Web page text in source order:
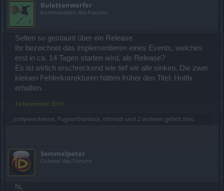
Bulettenwerfer
Kommandant des Forums
Selten so gestaunt über ein Release.
Ihr bezeichnet das implementieren eines Events, welches
erst in ca. 14 Tagen starten wird, als Release?
Es ist wirlich erschreckend wie tief wir alle sinken. Die zwei
kleinen Fehlerkorrekturen hätten früher den Titel: Hotfix
erhalten.
14 November 2019
jordywinchester, PugvonStardock, dittrisch und 2 anderen gefällt dies.
Semmelpeter
Colonel des Forums
hi,